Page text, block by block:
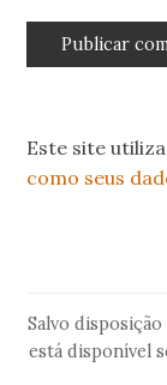
Este site
como seus
Salvo
está disponível